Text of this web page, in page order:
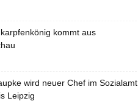
kommt aus
wird neuer Chef im Sozialamt
Leipzig